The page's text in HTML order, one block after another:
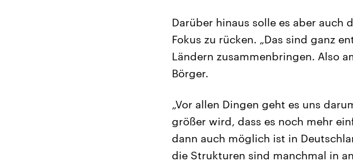
Darüber hinaus solle es aber auch
Fokus zu rücken. „Das sind ganz
Ländern zusammenbringen. Also
Börger.
„Vor allen Dingen geht es uns
größer wird, dass es noch mehr
dann auch möglich ist in
die Strukturen sind manchmal in